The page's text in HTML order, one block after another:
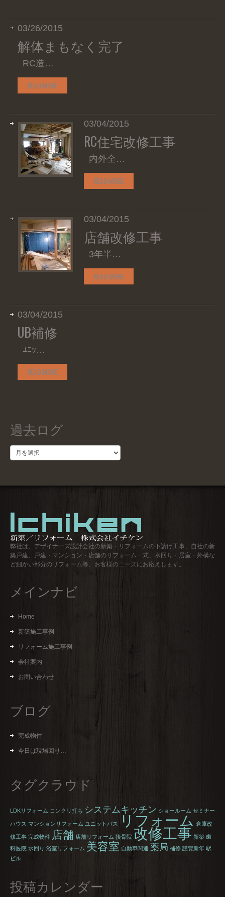
03/26/2015
解体まもなく完了
RC造…
READ MORE
03/04/2015
RC住宅改修工事
内外全…
READ MORE
03/04/2015
店舗改修工事
3年半…
READ MORE
03/04/2015
UB補修
ﾕﾆｯ…
READ MORE
過去ログ
去
弊社は、デザイナーズ設計会社の新築・リフォームの下請け工事、自社の新
築戸建、戸建・マンション・店舗のリフォーム一式、水回り・居室・外構な
ど細かい部分のリフォーム等、お客様のニーズにお応えします。
メインナビ
Home
新築施工事例
リフォーム施工事例
会社案内
お問い合わせ
ブログ
完成物件
今日は現場回り…
タグクラウド
LDKリフォーム コンクリ打ち システムキッチン ショールーム セミナー
ハウス マンションリフォーム ユニットバス リフォーム 倉庫改
修工事 完成物件 店舗 店舗リフォーム 接骨院 改修工事 新築 歯
科医院 水回り 浴室リフォーム 美容室 自動車関連 薬局 補修 謹賀新年 駅
ビル
投稿カレンダー